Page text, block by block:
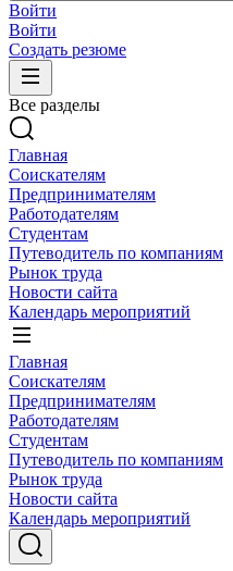
Войти
Войти
Создать резюме
Все разделы
Главная
Соискателям
Предпринимателям
Работодателям
Студентам
Путеводитель по компаниям
Рынок труда
Новости сайта
Календарь мероприятий
Главная
Соискателям
Предпринимателям
Работодателям
Студентам
Путеводитель по компаниям
Рынок труда
Новости сайта
Календарь мероприятий